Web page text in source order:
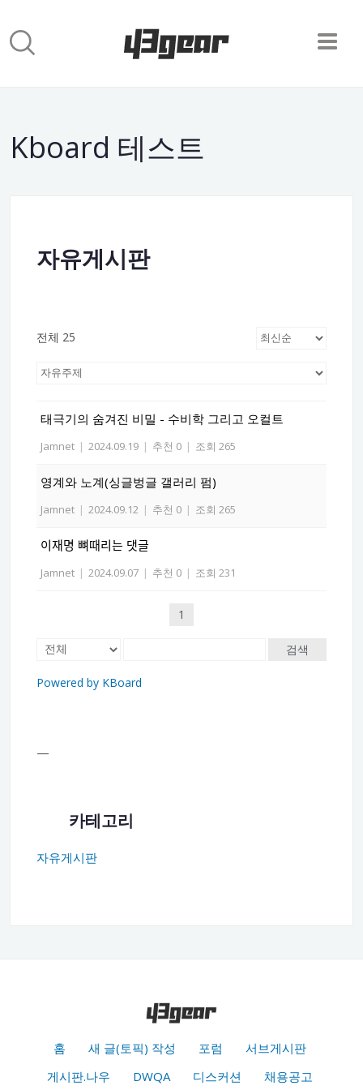
Kboard 테스트
자유게시판
전체 25
태극기의 숨겨진 비밀 - 수비학 그리고 오컬트
Jamnet | 2024.09.19 | 추천 0 | 조회 265
영계와 노계(싱글벙글 갤러리 펌)
Jamnet | 2024.09.12 | 추천 0 | 조회 265
이재명 뼈때리는 댓글
Jamnet | 2024.09.07 | 추천 0 | 조회 231
1
검색
Powered by KBoard
—
카테고리
자유게시판
홈 새 글(토픽) 작성 포럼
서브게시판
게시판.나우
DWQA 디스커션 채용공고